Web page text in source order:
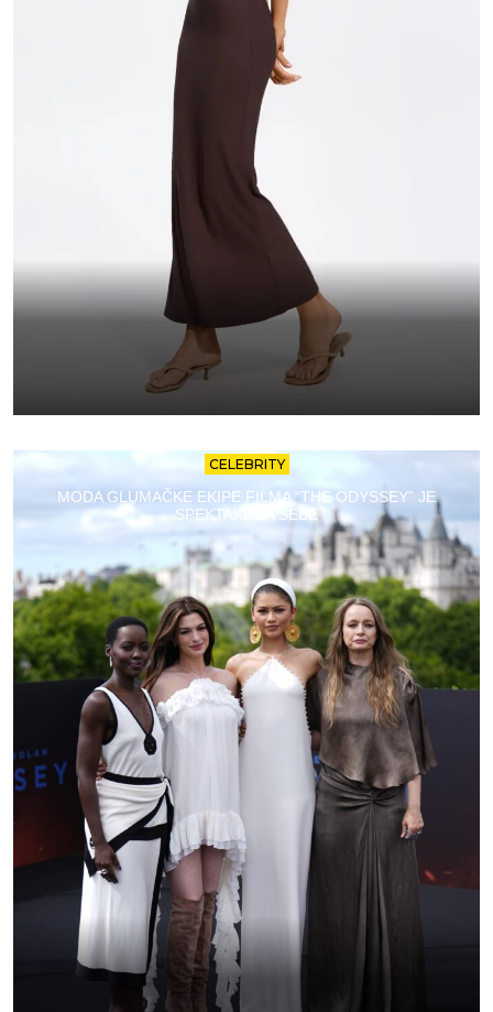
CELEBRITY
MODA GLUMAČKE EKIPE FILMA “THE ODYSSEY” JE
SPEKTAKL ZA SEBE